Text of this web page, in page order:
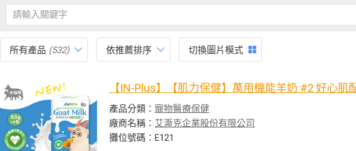
所有產品 (532) 依推薦排序 切換圖片模式
【IN-Plus】【肌力保健】萬用機能羊奶 #2 好心肌
產品分類：寵物醫療保健
廠商名稱： 艾澌克企業股份有限公司
攤位號碼：E121